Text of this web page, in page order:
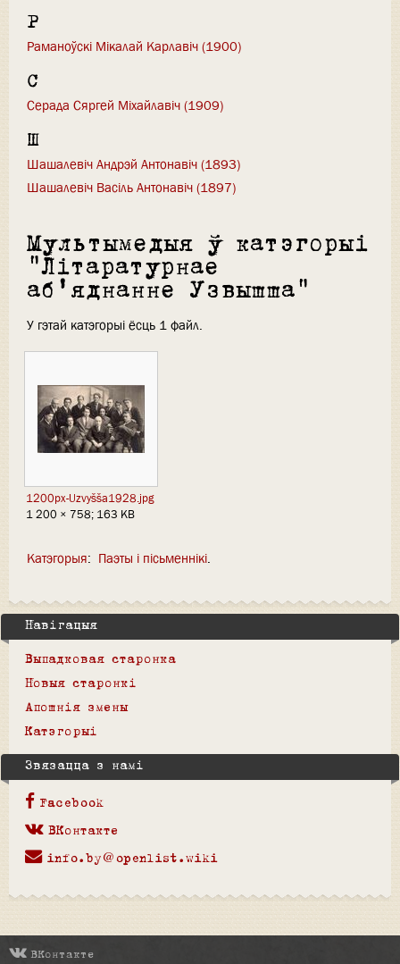
Р
Раманоўскі Мікалай Карлавіч (1900)
С
Серада Сяргей Міхайлавіч (1909)
Ш
Шашалевіч Андрэй Антонавіч (1893)
Шашалевіч Васіль Антонавіч (1897)
Мультымедыя ў катэгорыі
"Літаратурнае
аб'яднанне Узвышша"
У гэтай катэгорыі ёсць 1 файл.
1200px-Uzvyšša1928.jpg
1 200 × 758; 163 KB
Катэгорыя: Паэты і пісьменнікі
Навігацыя
Выпадковая старонка
Новыя старонкі
Апошнія змены
Катэгорыі
Звязацца з намі
Facebook
ВКонтакте
info.by@openlist.wiki
ВКонтакте